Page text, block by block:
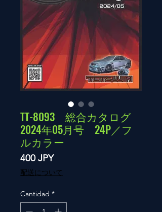
TT-8093 総合カタログ
2024年05月号 24P／フ
ルカラー
400 JPYPrecio
配送について
Cantidad *